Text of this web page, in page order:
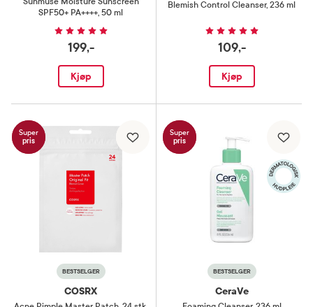
SPF50+ PA++++, 50 ml
199,-
Kjøp
Blemish Control Cleanser, 236 ml
109,-
Kjøp
Super
pris
BESTSELGER
COSRX
Super
pris
BESTSELGER
CeraVe